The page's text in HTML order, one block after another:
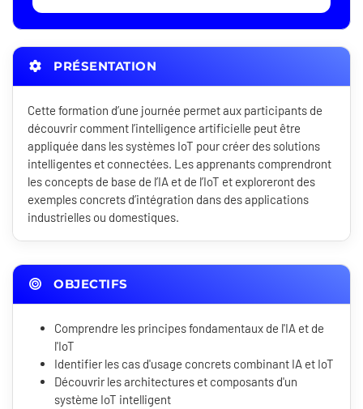
PRÉSENTATION
Cette formation d’une journée permet aux participants de
découvrir comment l’intelligence artificielle peut être
appliquée dans les systèmes IoT pour créer des solutions
intelligentes et connectées. Les apprenants comprendront
les concepts de base de l’IA et de l’IoT et exploreront des
exemples concrets d’intégration dans des applications
industrielles ou domestiques.
OBJECTIFS
Comprendre les principes fondamentaux de l'IA et de
l'IoT
Identifier les cas d'usage concrets combinant IA et IoT
Découvrir les architectures et composants d'un
système IoT intelligent